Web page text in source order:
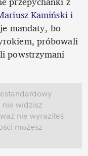
Kamiński i
mandaty, bo
próbowali
powstrzymani
nie widzisz
nie wyraziłeś
możesz